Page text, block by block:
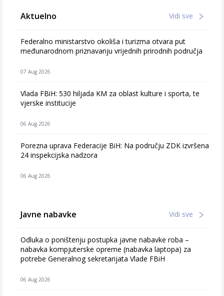
Aktuelno Vidi sve
Federalno ministarstvo okoliša i turizma otvara put
međunarodnom priznavanju vrijednih prirodnih područja
07 Aug 2026
Vlada FBiH: 530 hiljada KM za oblast kulture i sporta, te
vjerske institucije
06 Aug 2026
Porezna uprava Federacije BiH: Na području ZDK izvršena
24 inspekcijska nadzora
06 Aug 2026
Javne nabavke Vidi sve
Odluka o poništenju postupka javne nabavke roba –
nabavka kompjuterske opreme (nabavka laptopa) za
potrebe Generalnog sekretarijata Vlade FBiH
06 Aug 2026